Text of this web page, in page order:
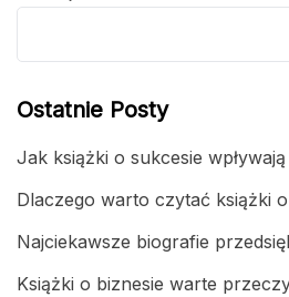
Ostatnie Posty
Jak książki o sukcesie
Dlaczego warto czytać książki
Najciekawsze biografie
Książki o biznesie warte